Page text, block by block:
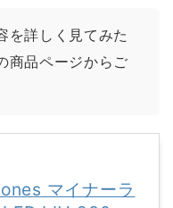
を詳しく見てみた
商品ページからご
マイナーラ